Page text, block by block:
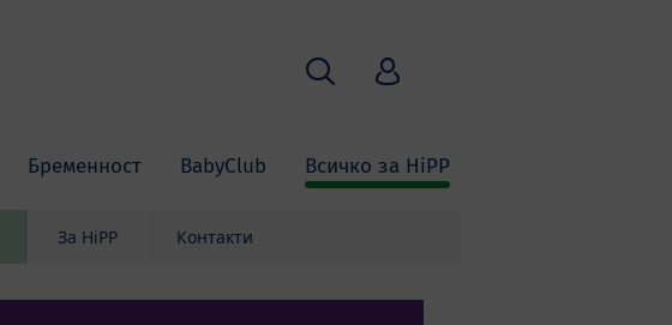
Бременност BabyClub Всичко за HiPP
ТърсенеHiPP Babyclub
За HiPP Контакти